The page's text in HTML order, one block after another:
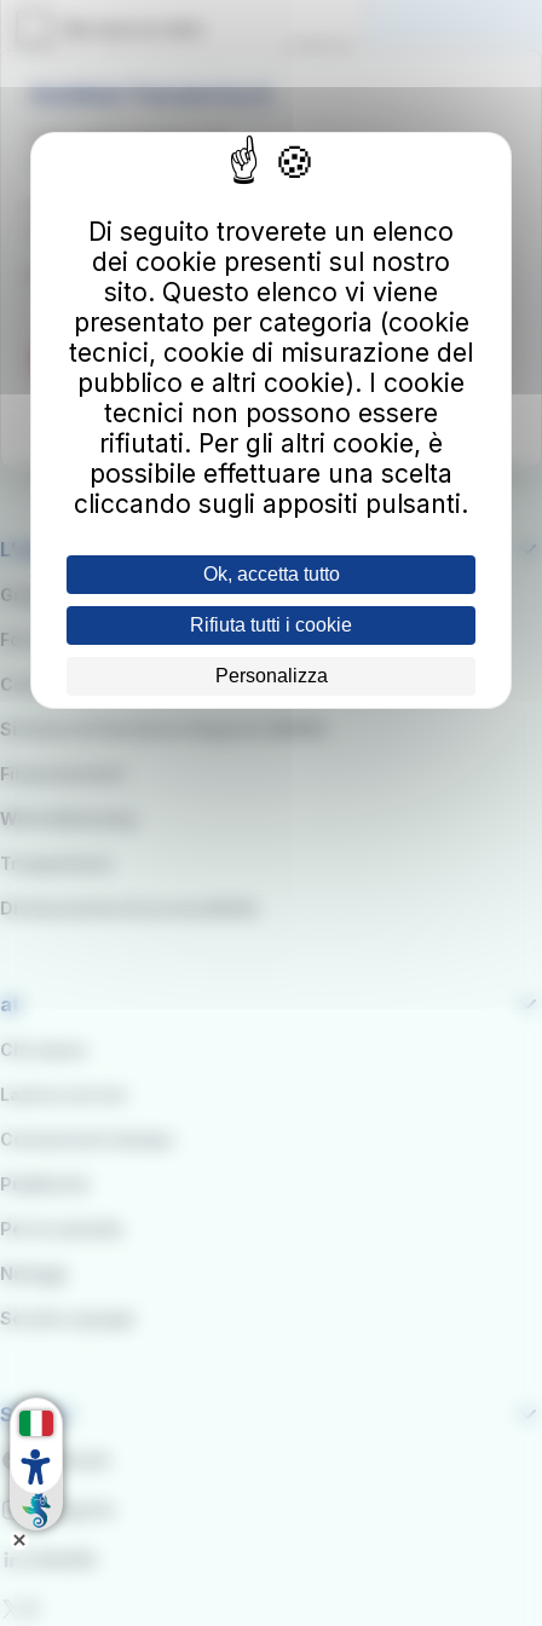
Autolinee Toscane S.p.A.
Viale del Progresso n. 6
50032 Borgo San Lorenzo (FI)
autolineetoscane@pec.it
Per info e reclamiat-bus.it/parlaconat
L'azienda
Gruppo RATP
Fornitori e Gare
Codice etico e modello organizzativo
Sistema di Gestione integrato QARSS
Finanziamenti
Whistleblowing
Trasparenza
Dichiarazione di accessibilità
at
Chi siamo
Lavora con noi
Comunicati stampa
Pubblicità
Per le aziende
Noleggi
Scuole e gruppi
Seguici
Facebook
Instagram
Di seguito troverete un elenco
dei cookie presenti sul nostro
sito. Questo elenco vi viene
presentato per categoria (cookie
tecnici, cookie di misurazione del
pubblico e altri cookie). I cookie
tecnici non possono essere
rifiutati. Per gli altri cookie, è
possibile effettuare una scelta
cliccando sugli appositi pulsanti.
Ok, accetta tutto
Rifiuta tutti i cookie
Personalizza